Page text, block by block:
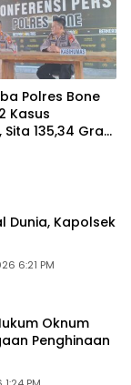
Polres Bone
Kasus
135,34 Gram
Dunia, Kapolsek
6:21 PM
Oknum
Penghinaan